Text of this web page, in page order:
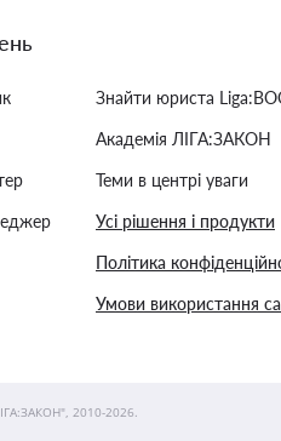
Знайти юриста
Академія ЛІГА:ЗАКОН
Теми в центрі уваги
Усі рішення і продукти
Політика
Умови використання
2010-2026.